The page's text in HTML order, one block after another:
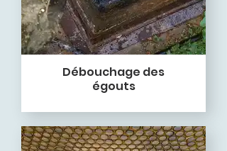
Débouchage des
égouts